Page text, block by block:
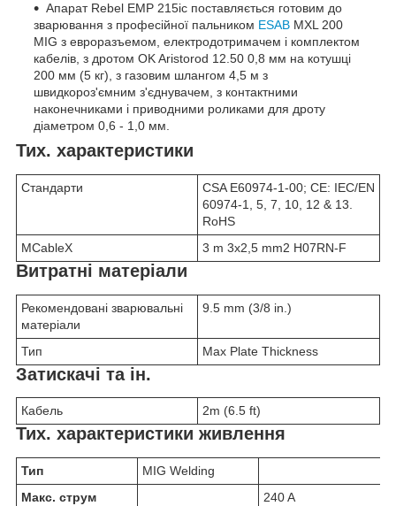
Апарат Rebel EMP 215ic поставляється готовим до
зварювання з професійної пальником ESAB MXL 200
MIG з евроразъемом, електродотримачем і комплектом
кабелів, з дротом OK Aristorod 12.50 0,8 мм на котушці
200 мм (5 кг), з газовим шлангом 4,5 м з
швидкороз'ємним з'єднувачем, з контактними
наконечниками і приводними роликами для дроту
діаметром 0,6 - 1,0 мм.
Тих. характеристики
Стандарти
CSA E60974-1-00; CE: IEC/EN
60974-1, 5, 7, 10, 12 & 13.
RoHS
MCableX
3 m 3x2,5 mm2 H07RN-F
Витратні матеріали
Рекомендовані зварювальні
матеріали
9.5 mm (3/8 in.)
Тип Max Plate Thickness
Затискачі та ін.
Кабель 2m (6.5 ft)
Тих. характеристики живлення
Тип
MIG Welding
Макс. струм
240 A